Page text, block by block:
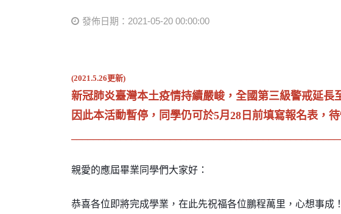
發佈日期：2021-05-20 00:00:00
(2021.5.26更新)
新冠肺炎臺灣本土疫情持續嚴峻，全國第三級警戒延長
因此本活動暫停，同學仍可於5月28日前填寫報名表，
親愛的應屆畢業同學們大家好：
恭喜各位即將完成學業，在此先祝福各位鵬程萬里， 心想事成！